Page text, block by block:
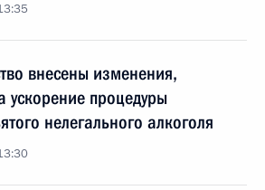
внесены изменения,
ускорение процедуры
нелегального алкоголя